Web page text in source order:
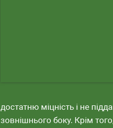
достатню міцність і не
зовнішнього боку. Крім